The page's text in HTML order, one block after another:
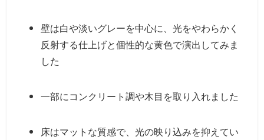
壁は白や淡いグレーを中心に、光をやわらかく
反射する仕上げと個性的な黄色で演出してみま
した
一部にコンクリート調や木目を取り入れました
床はマットな質感で、光の映り込みを抑えてい